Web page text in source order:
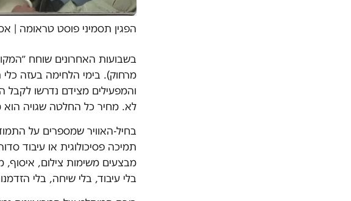
הפגין תסמיני פוסט טראומה |
בשבועות האחרונים שוחח
מרחוק). בימי הלחימה בעזה
והמפעילים מצידם נדרשו
לא. מחיר כל החלטה שגויה הוא
בחיל-האוויר שמספרים על
תמיכה פסיכולוגית או עיבוד
מבצעים משימות צילום, איסוף,
בלי עיבוד, בלי שיחה, בלי